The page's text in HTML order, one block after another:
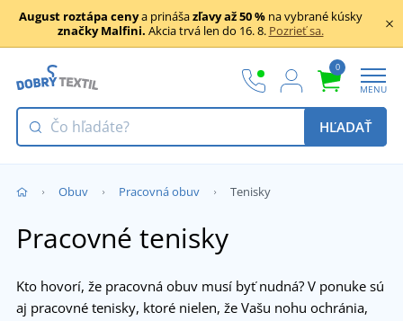
August roztápa cenya prinášazľavy až 50 %na vybrané kúsky
značky Malfini. Akcia trvá len do 16. 8. Pozrieť sa.
0
MENU
HĽADAŤ
Obuv Pracovná obuv Tenisky
Pracovné tenisky
Kto hovorí, že pracovná obuv musí byť nudná? V ponuke sú
aj pracovné tenisky, ktoré nielen, že Vašu nohu ochránia,